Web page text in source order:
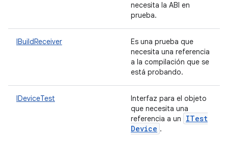
necesita la ABI en
prueba.
IBuildReceiver
Es una prueba que
necesita una referencia
a la compilación que se
está probando.
IDeviceTest
Interfaz para el objeto
que necesita una
referencia a un
ITest
Device .